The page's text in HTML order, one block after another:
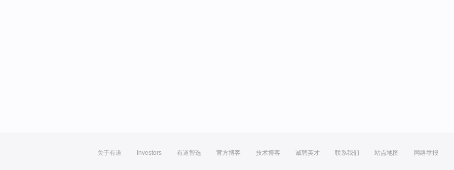
关于有道 Investors 有道智选 官方博客 技术博客 诚聘英才 联系我们 站点地图 网络举报